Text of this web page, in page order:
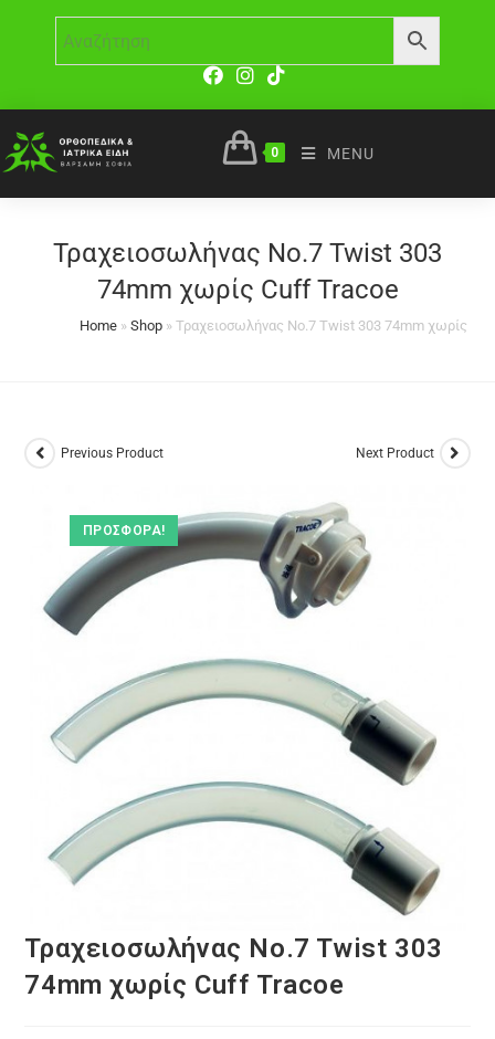
0 MENU
Τραχειοσωλήνας No.7 Twist 303
74mm χωρίς Cuff Tracoe
Home »Shop »Τραχειοσωλήνας No.7 Twist 303 74mm χωρίς
ΠΡΟΣΦΟΡΆ!
Previous Product Next Product
Τραχειοσωλήνας No.7 Twist 303
74mm χωρίς Cuff Tracoe